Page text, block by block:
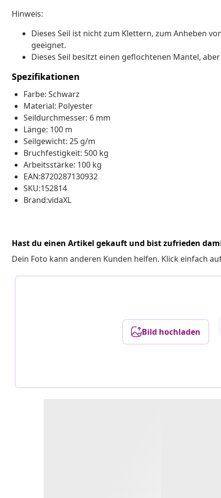
Hinweis:
Dieses Seil ist nicht zum Klettern, zum Anheben
geeignet.
Dieses Seil besitzt einen geflochtenen Mantel,
Spezifikationen
Farbe: Schwarz
Material: Polyester
Seildurchmesser: 6 mm
Länge: 100 m
Seilgewicht: 25 g/m
Bruchfestigkeit: 500 kg
Arbeitsstärke: 100 kg
EAN:8720287130932
SKU:152814
Brand:vidaXL
Hast du einen Artikel gekauft und bist zufrieden
Dein Foto kann anderen Kunden helfen. Klick einfach
Bild hochladen